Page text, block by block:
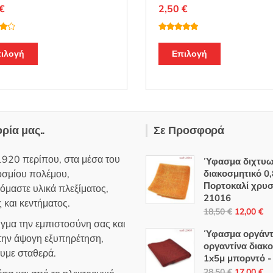
το
έχει
Οι
επιλογές
μπορούν
να
επιλεγούν
στη
σελίδα
του
προϊόντος
θηκε με5.00
από 5
2,50 €
Επιλογή
το
έχει
παραλλαγές.
Οι
μπορούν
να
επιλεγούν
στη
του
προϊόντος
μας..
περίπου, στα μέσα του
πολέμου,
υλικά πλεξίματος,
και κεντήματος.
την εμπιστοσύνη σας και
άψογη εξυπηρέτηση,
σταθερά.
Σε Προσφορά
Ύφασμα
διακοσμητικό
Πορτοκαλί
21016
18,50€ Original
was:
18,50 €.
12,00 €Η
Ύφασμα
οργαντίνα
1x5μ μπορντό